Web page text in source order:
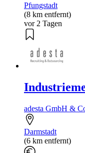
Pfungstadt
(8 km entfernt)
vor 2 Tagen
adesta GmbH &
Darmstadt
(6 km entfernt)